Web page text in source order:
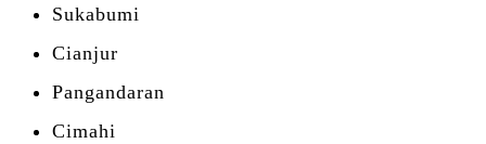
Sukabumi
Cianjur
Pangandaran
Cimahi